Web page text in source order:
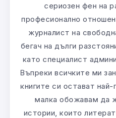
сериозен фен на
професионално
журналист на
бегач на дълги
като специалист
Въпреки всичките ми
книгите си остават
малка обожавам да
истории, които